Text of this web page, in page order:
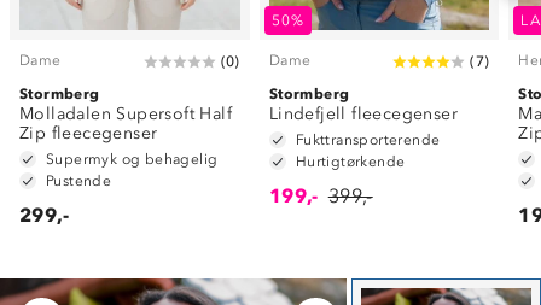
Dame (0)
Stormberg
Molladalen Supersoft Half
Zip fleecegenser
Supermyk og behagelig
Pustende
299,-
50%
Dame (7)
Stormberg
Lindefjell fleecegenser
Fukttransporterende
Hurtigtørkende
199,- 399,-